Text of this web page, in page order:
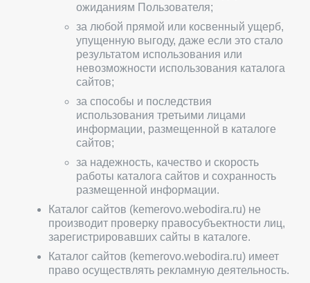
ожиданиям Пользователя;
за любой прямой или косвенный ущерб,
упущенную выгоду, даже если это стало
результатом использования или
невозможности использования каталога
сайтов;
за способы и последствия
использования третьими лицами
информации, размещенной в каталоге
сайтов;
за надежность, качество и скорость
работы каталога сайтов и сохранность
размещенной информации.
Каталог сайтов (kemerovo.webodira.ru) не
производит проверку правосубъектности лиц,
зарегистрировавших сайты в каталоге.
Каталог сайтов (kemerovo.webodira.ru) имеет
право осуществлять рекламную деятельность.